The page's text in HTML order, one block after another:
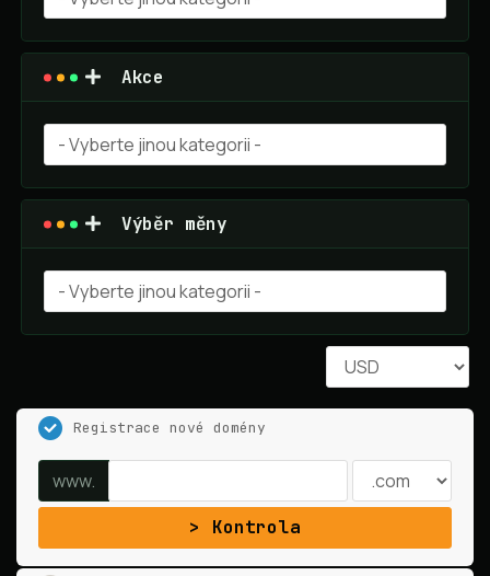
Akce
Výběr měny
Registrace nové domény
www.
Kontrola